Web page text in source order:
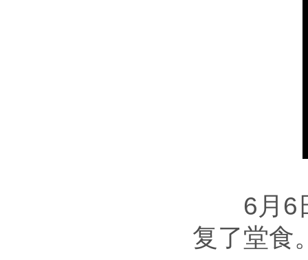
6月6日
复了堂食